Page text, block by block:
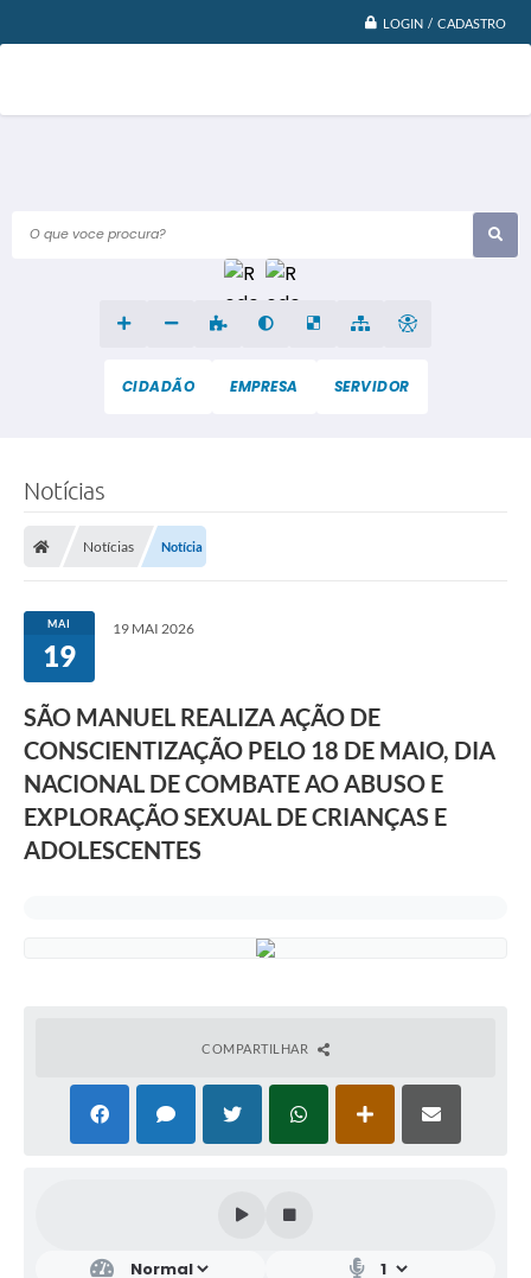
LOGIN / CADASTRO
O que voce procura?
CIDADÃO EMPRESA SERVIDOR
Notícias
Notícias Notícia
MAI
19
19 MAI 2026
SÃO MANUEL REALIZA AÇÃO DE
CONSCIENTIZAÇÃO PELO 18 DE MAIO, DIA
NACIONAL DE COMBATE AO ABUSO E
EXPLORAÇÃO SEXUAL DE CRIANÇAS E
ADOLESCENTES
COMPARTILHAR